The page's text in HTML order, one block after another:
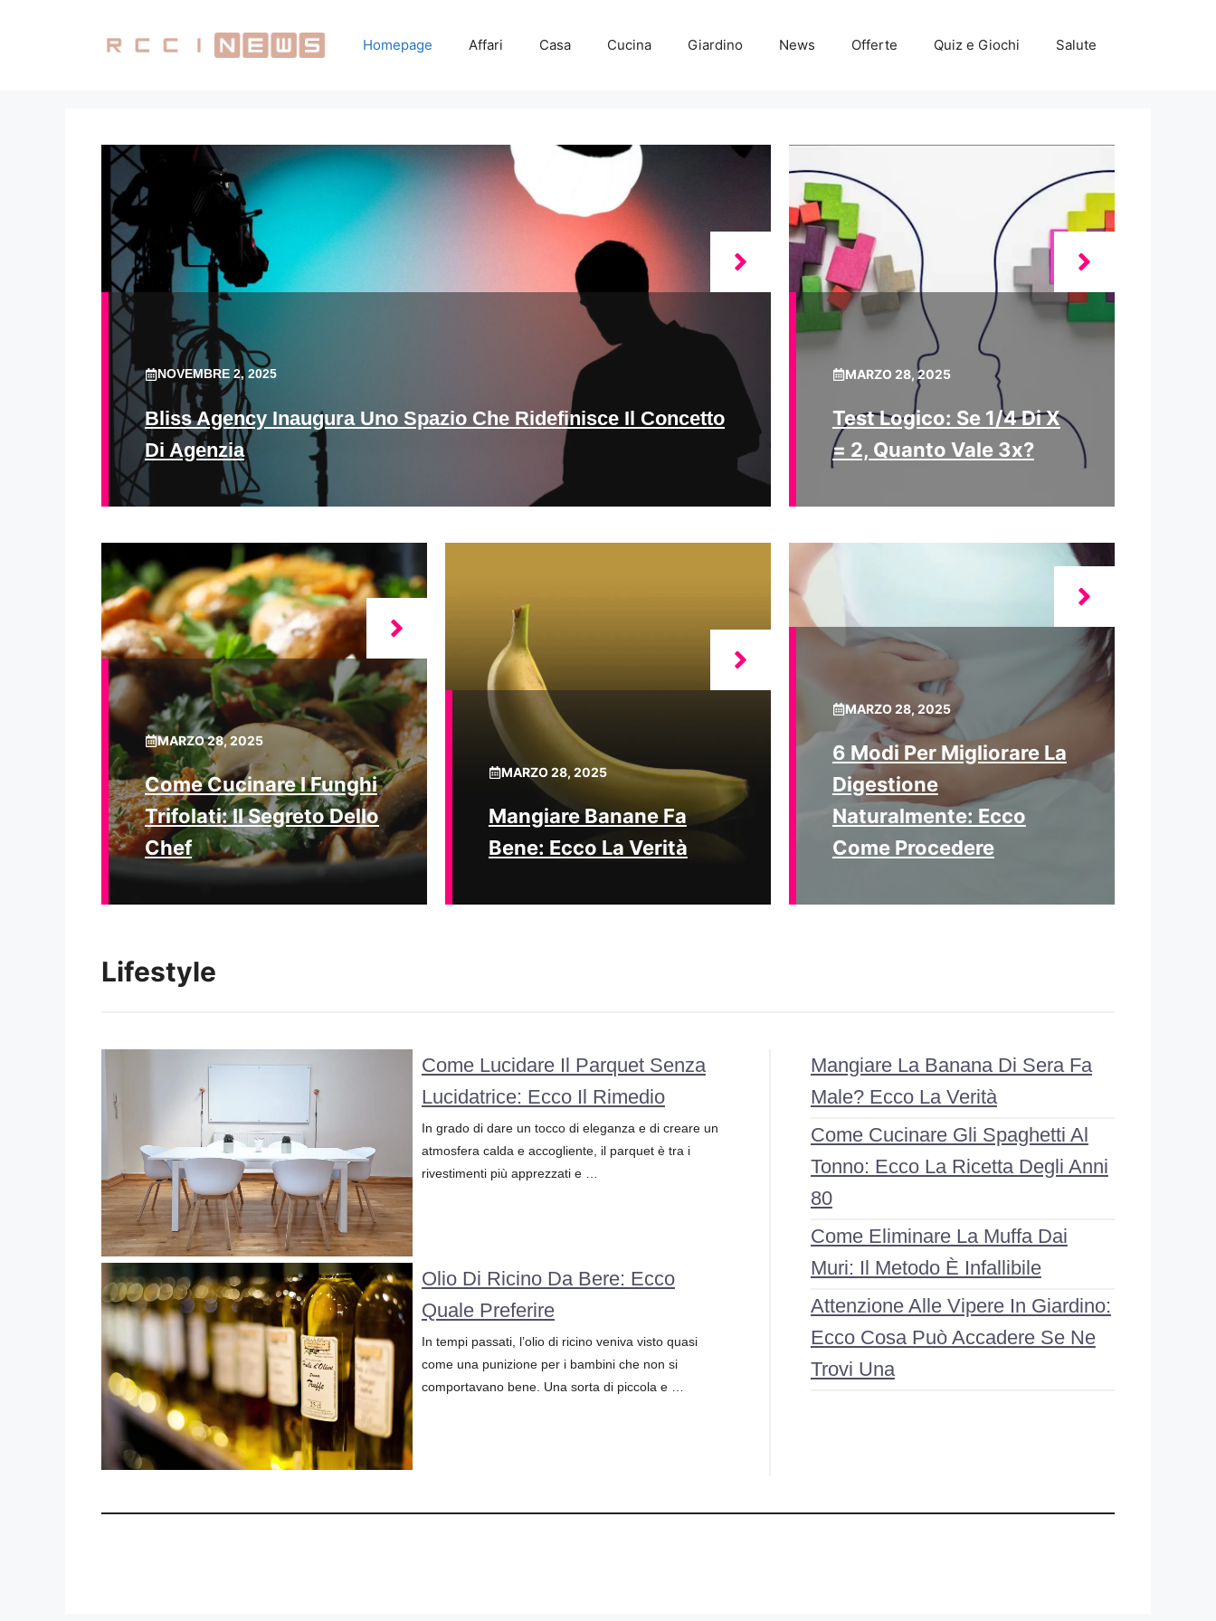
Homepage Affari Casa Cucina Giardino News Offerte Quiz e Giochi Salute
NOVEMBRE 2, 2025
Bliss Agency Inaugura Uno Spazio Che Ridefinisce Il Concetto
Di Agenzia
MARZO 28, 2025
Test Logico: Se 1/4 Di X
= 2, Quanto Vale 3x?
MARZO 28, 2025
Come Cucinare I Funghi
Trifolati: Il Segreto Dello
Chef
MARZO 28, 2025
Mangiare Banane Fa
Bene: Ecco La Verità
MARZO 28, 2025
6 Modi Per Migliorare La
Digestione
Naturalmente: Ecco
Come Procedere
Lifestyle
Come Lucidare Il Parquet Senza
Lucidatrice: Ecco Il Rimedio
In grado di dare un tocco di eleganza e di creare un
atmosfera calda e accogliente, il parquet è tra i
rivestimenti più apprezzati e …
Olio Di Ricino Da Bere: Ecco
Quale Preferire
In tempi passati, l’olio di ricino veniva visto quasi
come una punizione per i bambini che non si
comportavano bene. Una sorta di piccola e …
Mangiare La Banana Di Sera Fa
Male? Ecco La Verità
Come Cucinare Gli Spaghetti Al
Tonno: Ecco La Ricetta Degli Anni
80
Come Eliminare La Muffa Dai
Muri: Il Metodo È Infallibile
Attenzione Alle Vipere In Giardino:
Ecco Cosa Può Accadere Se Ne
Trovi Una